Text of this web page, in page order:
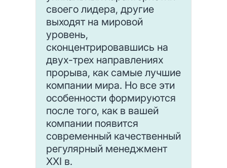
своего лидера, другие
выходят на мировой
уровень,
сконцентрировавшись на
двух-трех направлениях
прорыва, как самые лучшие
компании мира. Но все эти
особенности формируются
после того, как в вашей
компании появится
современный качественный
регулярный менеджмент
XXI в.